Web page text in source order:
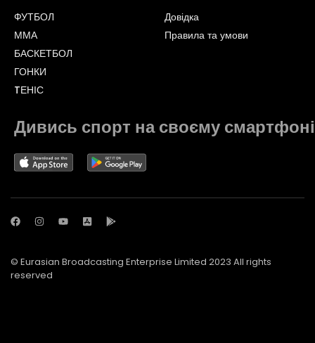
ФУТБОЛ
ММА
БАСКЕТБОЛ
ГОНКИ
TЕНІС
Довідка
Правила та умови
Дивись спорт на своєму смартфоні
© Eurasian Broadcasting Enterprise Limited 2023 All rights
reserved